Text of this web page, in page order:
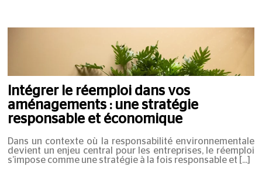
Intégrer le réemploi dans vos
aménagements : une stratégie
responsable et économique
Dans un contexte où la responsabilité environnementale
devient un enjeu central pour les entreprises, le réemploi
s’impose comme une stratégie à la fois responsable et